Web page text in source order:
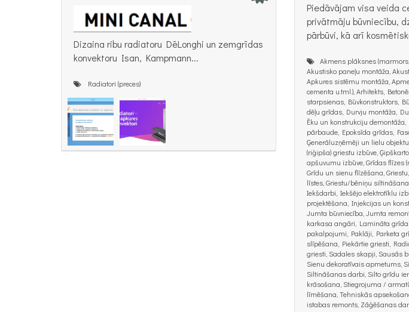
Dizaina ribu radiatoru DēLonghi un zemgrīdas
konvektoru Isan, Kampmann...
Radiatori (preces)
Piedāvājam visa veida
privātmāju būvniecību,
pārbūvi, kā arī
Akmens plāksnes
Akustisko paneļu montāža,
Apkures sistēmu montāža,
cementa u.tml.), Arhitekts,
starpsienas, Būvkonstruktors,
dēļu grīdas, Durvju montāža,
Ēku un konstrukciju
pārbaude, Epoksīda grīdas,
Ģenerāluzņēmēji un lielu
(riģipša) griestu izbūve,
apšuvumu izbūve, Grīdas flīzes
Grīdu un sienu flīzēšana,
līstes, Griestu/bēniņu
Iekšdarbi, Iekšējo elektrotīklu
projektēšana, Injekcijas un
Jumta būvniecība, Jumta
karkasa angāri, Lamināta
pakalpojumi, Paklāji, Parketa
slīpēšana, Piekārtie griesti,
griesti, Sadales skapji, Sausās
Sienu dekoratīvais apmetums,
Siltināšanas darbi, Silto grīdu
krāsošana, Stiegrojuma /
līmēšana, Tehniskās
istabas remonts, Zāģēšanas